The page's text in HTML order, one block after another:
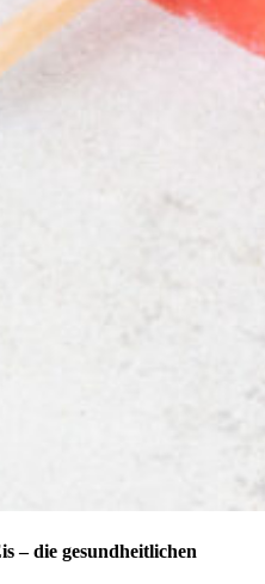
– die gesundheitlichen